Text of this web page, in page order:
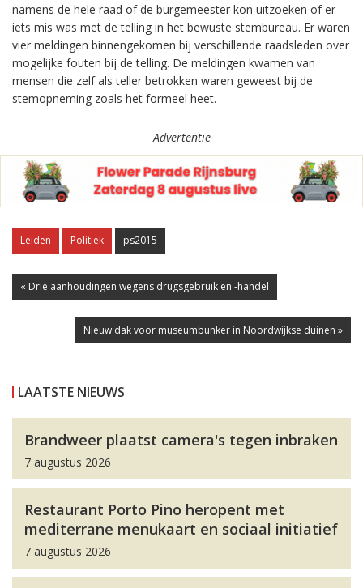
namens de hele raad of de burgemeester kon uitzoeken of er
iets mis was met de telling in het bewuste stembureau. Er waren
vier meldingen binnengekomen bij verschillende raadsleden over
mogelijke fouten bij de telling. De meldingen kwamen van
mensen die zelf als teller betrokken waren geweest bij de
stemopneming zoals het formeel heet.
Advertentie
Leiden Politiek ps2015
« Drie aanhoudingen wegens drugsgebruik en -handel
Nieuw dak voor museumbunker in Noordwijkse duinen »
LAATSTE NIEUWS
Brandweer plaatst camera's tegen inbraken
7 augustus 2026
Restaurant Porto Pino heropent met
mediterrane menukaart en sociaal initiatief
7 augustus 2026